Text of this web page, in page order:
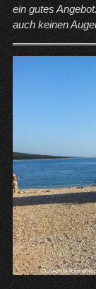
ein gutes
auch keinen